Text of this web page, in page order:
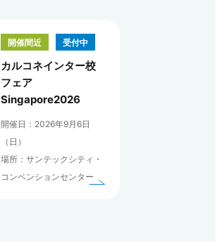
開催間近 受付中
カルコネインター校
フェア
Singapore2026
開催日：2026年9月6日
（日）
場所：サンテックシティ・
コンベンションセンター